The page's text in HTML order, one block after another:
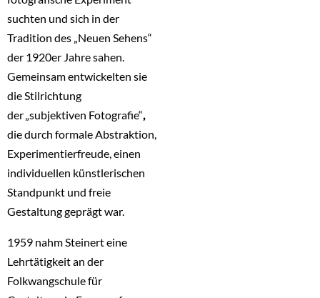
suchten und sich in der
Tradition des „Neuen Sehens“
der 1920er Jahre sahen.
Gemeinsam entwickelten sie
die Stilrichtung
der „subjektiven Fotografie“,
die durch formale Abstraktion,
Experimentierfreude, einen
individuellen künstlerischen
Standpunkt und freie
Gestaltung geprägt war.
1959 nahm Steinert eine
Lehrtätigkeit an der
Folkwangschule für